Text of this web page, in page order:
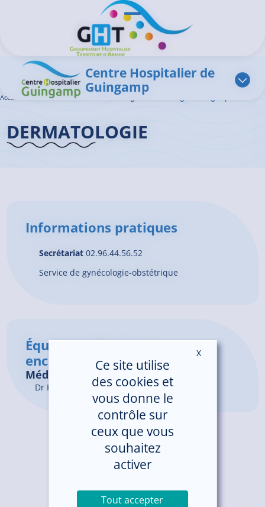
Ouvrir/Fermer le menu
Centre Hospitalier de
Guingamp
Accueil GHT> L'offre de soins Dermatologie >
DERMATOLOGIE
Informations pratiques
Secrétariat 02.96.44.56.52
Service de gynécologie-obstétrique
Équipe médicale et
encadrement
Médecins
Dr KERNEUZET Inès
Panneau de gestion des cookies
Ce site utilise
des cookies et
vous donne le
contrôle sur
ceux que vous
souhaitez
activer
Tout accepter
XMasquer le